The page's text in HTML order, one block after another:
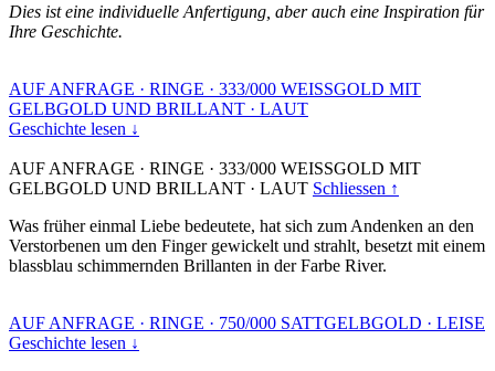
Dies ist eine individuelle Anfertigung, aber auch eine Inspiration für
Ihre Geschichte.
AUF ANFRAGE · RINGE · 333/000 WEISSGOLD MIT
GELBGOLD UND BRILLANT · LAUT
Geschichte lesen ↓
AUF ANFRAGE · RINGE · 333/000 WEISSGOLD MIT
GELBGOLD UND BRILLANT · LAUT Schliessen ↑
Was früher einmal Liebe bedeutete, hat sich zum Andenken an den
Verstorbenen um den Finger gewickelt und strahlt, besetzt mit einem
blassblau schimmernden Brillanten in der Farbe River.
AUF ANFRAGE · RINGE · 750/000 SATTGELBGOLD · LEISE
Geschichte lesen ↓